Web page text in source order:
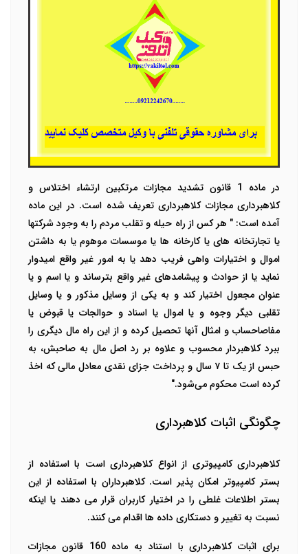
در ماده 1 قانون تشدید مجازات مرتکبین ارتشاء اختلاس و
کلاهبرداری مجازات کلاهبرداری تعریف شده است. در این ماده
آمده است: " هر کس از راه حیله و تقلب مردم را به وجود شرکتها
یا تجارتخانه های یا کارخانه ها یا موسسات موهوم یا به داشتن
اموال و اختیارات واهی فریب دهد یا به امور غیر واقع امیدوار
نماید یا از حوادث و پیشامدهای غیر واقع بترساند و یا اسم و یا
عنوان مجعول اختیار کند و به یکی از وسایل مذکور و یا وسایل
تقلبی دیگر وجوه و یا اموال یا اسناد و حوالجات یا قبوض یا
مفاصاحساب و امثال آنها تحصیل کرده و از این راه مال دیگری را
ببرد کلاهبردار محسوب و علاوه بر رد اصل مال به صاحبش، به
حبس از یک تا ۷ سال و پرداخت جزای نقدی معادل مالی که اخذ
کرده است محکوم می‌شود."
چگونگی اثبات کلاهبرداری
کلاهبرداری کامپیوتری از انواع کلاهبرداری است با استفاده از
بستر کامپیوتر امکان پذیر است. کلاهبرداران با استفاده از این
بستر اطلاعات غلطی را در اختیار کاربران قرار می دهند یا اینکه
نسبت به تغییر و دستکاری داده ها اقدام می کنند.
برای اثبات کلاهبرداری با استناد به ماده 160 قانون مجازات